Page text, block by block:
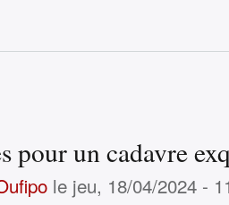
pour un cadavre
le jeu, 18/04/2024 -